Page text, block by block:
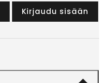
Kirjaudu sisään